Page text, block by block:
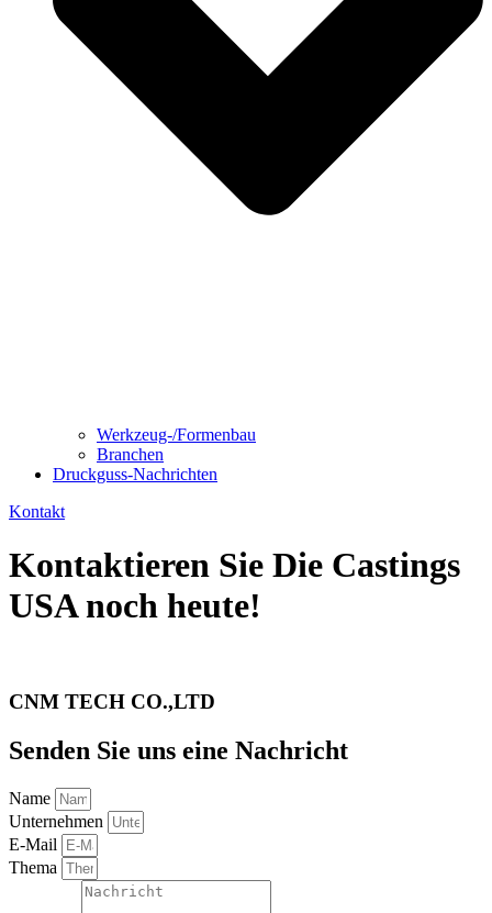
Werkzeug-/Formenbau
Branchen
Druckguss-Nachrichten
Kontakt
Kontaktieren Sie Die Castings
USA noch heute!
CNM TECH CO.,LTD
Senden Sie uns eine Nachricht
Name
Unternehmen
E-Mail
Thema